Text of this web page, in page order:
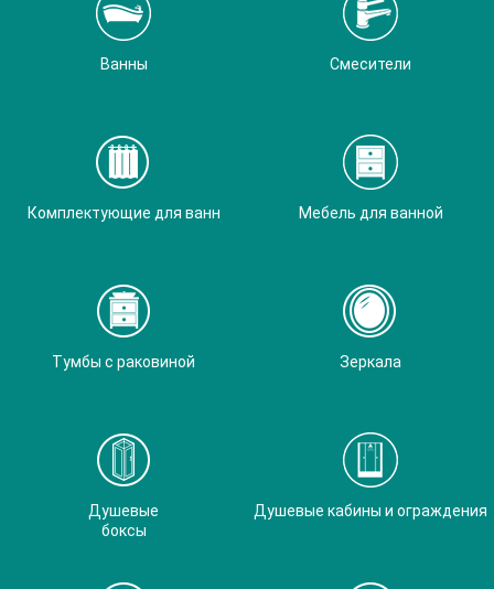
Ванны Смесители
Комплектующие для ванн Мебель для ванной
Тумбы с раковиной Зеркала
Душевые
боксы
Душевые кабины и ограждения